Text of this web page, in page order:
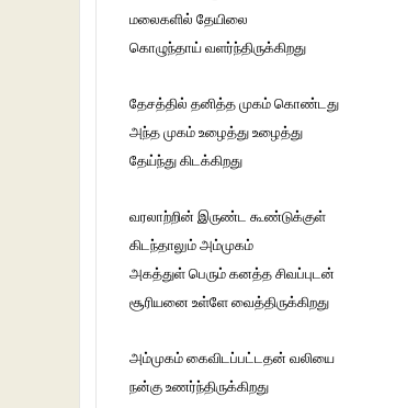
மலைகளில் தேயிலை
கொழுந்தாய் வளர்ந்திருக்கிறது
தேசத்தில் தனித்த முகம் கொண்டது
அந்த முகம் உழைத்து உழைத்து
தேய்ந்து கிடக்கிறது
வரலாற்றின் இருண்ட கூண்டுக்குள்
கிடந்தாலும் அம்முகம்
அகத்துள் பெரும் கனத்த சிவப்புடன்
சூரியனை உள்ளே வைத்திருக்கிறது
அம்முகம் கைவிடப்பட்டதன் வலியை
நன்கு உணர்ந்திருக்கிறது